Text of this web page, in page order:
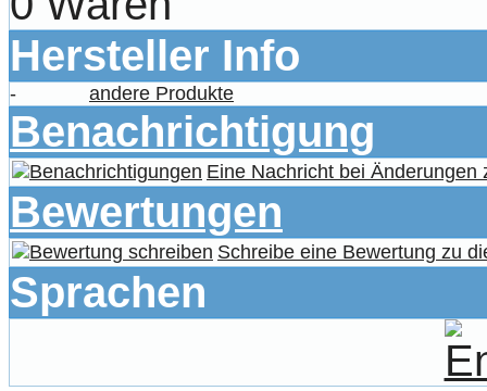
Hersteller Info
- andere Produkte
Benachrichtigung
Eine Nachricht bei Änderungen
Bewertungen
Schreibe eine Bewertung zu
Sprachen